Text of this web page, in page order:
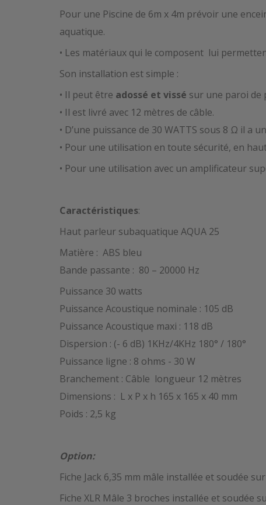
Pour une Piscine de 6m x 4m prévoir une
aquatique.
• Les matériaux qui le composent lui
Son installation est simple :
• Il peut être adossé et vissé sur une paroi de
• Il est livré avec 12 mètres de câble.
• D’une puissance de 30 WATTS sous 8 Ω il a
• Pour une utilisation en toute sécurité, en
• Pour une utilisation avec un amplificateur
Caractéristiques:
Haut parleur subaquatique AQUA 25
Matière : ABS bleu
Bande passante : 80 – 20000 Hz
Puissance 30 watts
Puissance Acoustique nominale : 105 dB
Puissance Acoustique maxi : 118 dB
Dispersion : (- 6 dB) 1KHz/4KHz 180° / 180°
Puissance ligne : 8 ohms - 30 W
Branchement : Câble longueur 12 mètres
Dimensions : L x P x h 165 x 165 x 40 mm
Poids : 2,5 kg
Option:
Fiche Jack 6,35 mm mâle installée et soudée
Fiche XLR Mâle 3 broches installée et soudée